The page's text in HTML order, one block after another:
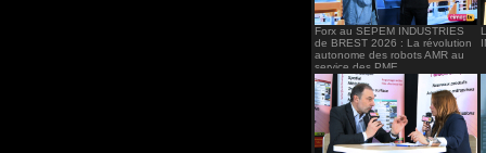
Forx au SEPEM INDUSTRIES
de BREST 2026 : La révolution
autonome des robots AMR au
service des PME